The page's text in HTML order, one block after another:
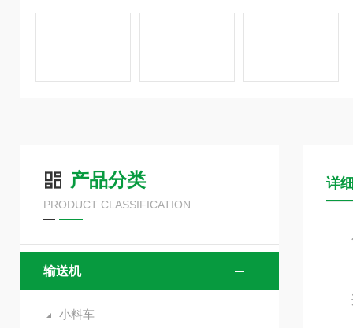
产品分类
PRODUCT CLASSIFICATION
输送机
小料车
详
小
适